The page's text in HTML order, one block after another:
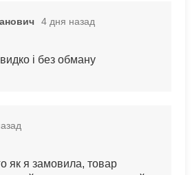
4 дня назад
і без обману
як я замовила, товар